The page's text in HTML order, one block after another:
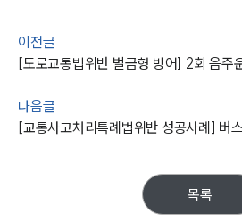
통합검색
업무사례
형사 주요 업무
사례분석/최신
형사 법률정
이전글
다음글
목록